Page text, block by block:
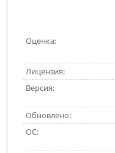
Оценка:
Лицензия:
Версия:
Обновлено:
ОС: